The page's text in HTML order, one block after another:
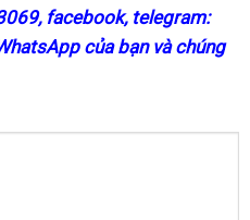
facebook, telegram:
của bạn và chúng